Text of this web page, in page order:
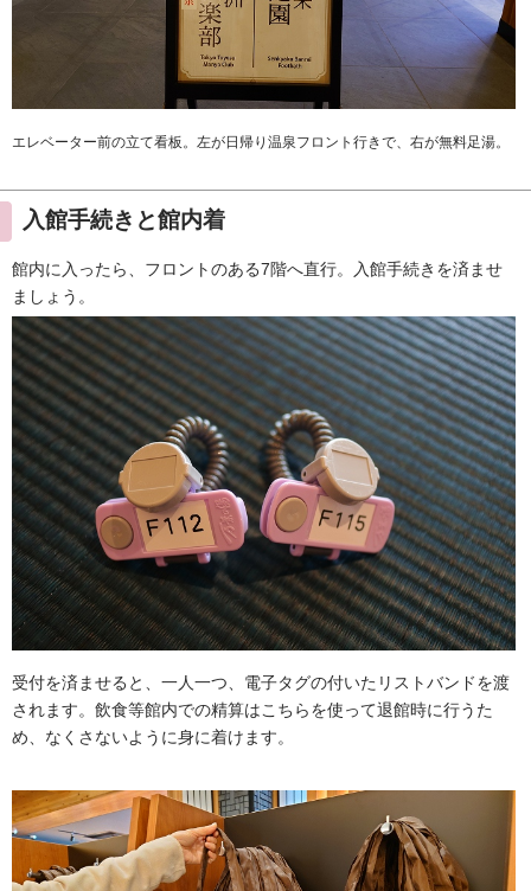
エレベーター前の立て看板。左が日帰り温泉フロント行きで、右が無料足湯。
入館手続きと館内着
館内に入ったら、フロントのある7階へ直行。入館手続きを済ませ
ましょう。
受付を済ませると、一人一つ、電子タグの付いたリストバンドを渡
されます。飲食等館内での精算はこちらを使って退館時に行うた
め、なくさないように身に着けます。